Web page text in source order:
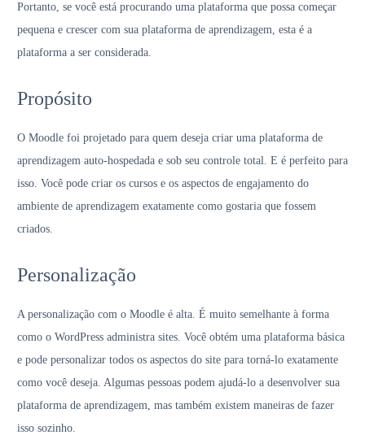
Portanto, se você está procurando uma plataforma que possa começar
pequena e crescer com sua plataforma de aprendizagem, esta é a
plataforma a ser considerada.
Propósito
O Moodle foi projetado para quem deseja criar uma plataforma de
aprendizagem auto-hospedada e sob seu controle total. E é perfeito para
isso. Você pode criar os cursos e os aspectos de engajamento do
ambiente de aprendizagem exatamente como gostaria que fossem
criados.
Personalização
A personalização com o Moodle é alta. É muito semelhante à forma
como o WordPress administra sites. Você obtém uma plataforma básica
e pode personalizar todos os aspectos do site para torná-lo exatamente
como você deseja. Algumas pessoas podem ajudá-lo a desenvolver sua
plataforma de aprendizagem, mas também existem maneiras de fazer
isso sozinho.